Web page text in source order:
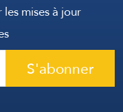
mises à jour
S'abonner